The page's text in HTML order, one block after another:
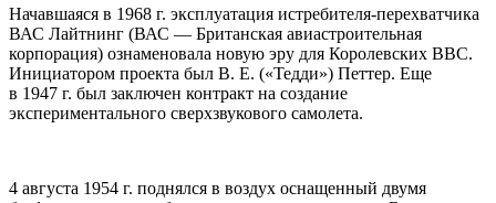
Начавшаяся в 1968 г. эксплуатация истребителя-перехватчика
ВАС Лайтнинг (ВАС — Британская авиастроительная
корпорация) ознаменовала новую эру для Королевских ВВС.
Инициатором проекта был В. Е. («Тедди») Петтер. Еще
в 1947 г. был заключен контракт на создание
экспериментального сверхзвукового самолета.
4 августа 1954 г. поднялся в воздух оснащенный двумя